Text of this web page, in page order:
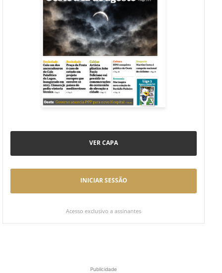
VER CAPA
INICIAR SESSÃO
Acesso exclusivo a assinantes
Publicidade